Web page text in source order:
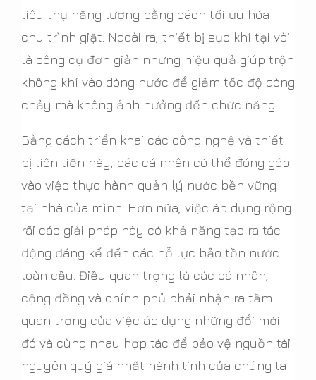
tiêu thụ năng lượng bằng cách tối ưu hóa
chu trình giặt. Ngoài ra, thiết bị sục khí tại vòi
là công cụ đơn giản nhưng hiệu quả giúp trộn
không khí vào dòng nước để giảm tốc độ dòng
chảy mà không ảnh hưởng đến chức năng.
Bằng cách triển khai các công nghệ và thiết
bị tiên tiến này, các cá nhân có thể đóng góp
vào việc thực hành quản lý nước bền vững
tại nhà của mình. Hơn nữa, việc áp dụng rộng
rãi các giải pháp này có khả năng tạo ra tác
động đáng kể đến các nỗ lực bảo tồn nước
toàn cầu. Điều quan trọng là các cá nhân,
cộng đồng và chính phủ phải nhận ra tầm
quan trọng của việc áp dụng những đổi mới
đó và cùng nhau hợp tác để bảo vệ nguồn tài
nguyên quý giá nhất hành tinh của chúng ta